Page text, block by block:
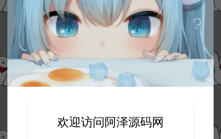
欢迎访问阿泽源码网